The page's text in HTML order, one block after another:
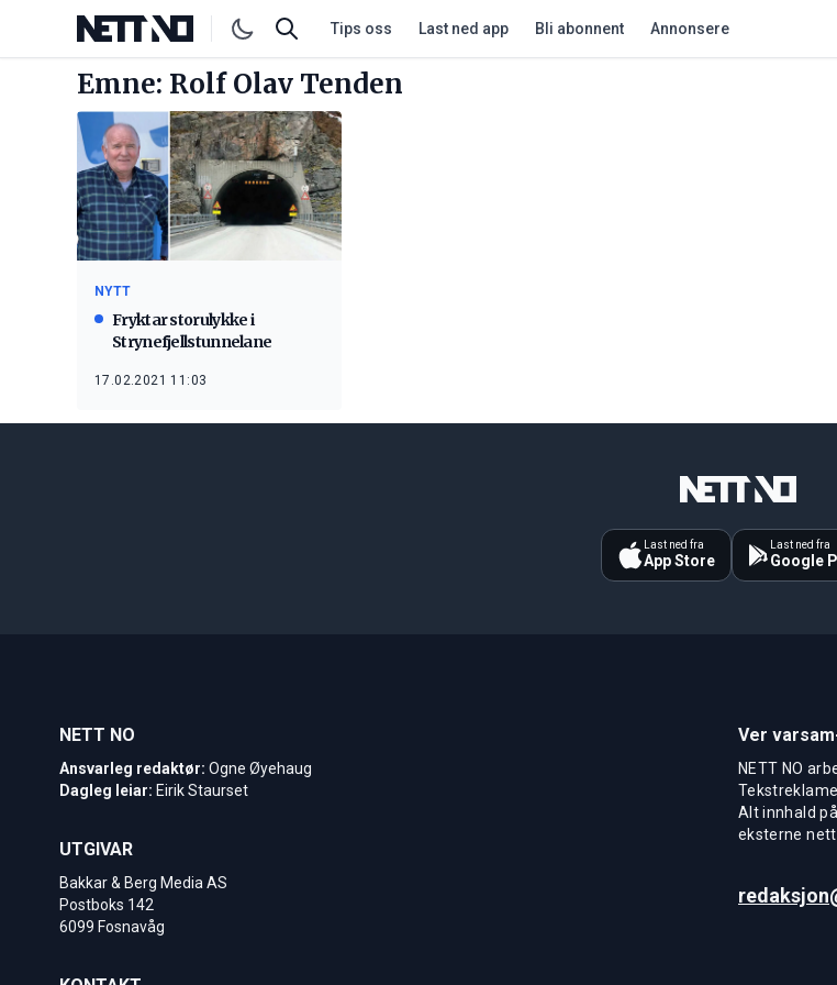
Tips oss Last ned app Bli abonnent Annonsere
Emne: Rolf Olav Tenden
NYTT
Fryktar storulykke i
Strynefjellstunnelane
17.02.2021 11:03
Last ned fra
App Store
Last ned fra
Google
NETT NO
Ansvarleg redaktør: Ogne Øyehaug
Dagleg leiar: Eirik Staurset
UTGIVAR
Bakkar & Berg Media AS
Postboks 142
6099 Fosnavåg
Ver
NETT NO
Alt innhald
eksterne